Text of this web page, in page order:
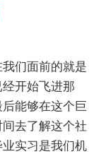
们面前的就是
开始飞进那
能够在这个巨
去了解这个社
实习是我们机